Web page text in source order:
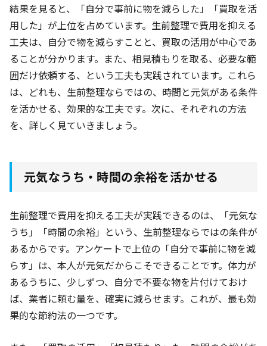
結果を見ると、「自分で事前に物を減らした」「買取を活
用した」が上位を占めています。生前整理で費用を抑える
工夫は、自分で物を減らすことと、買取の活用が中心であ
ることが分かります。また、相見積もりを取る、必要な範
囲だけ依頼する、という工夫も実践されています。これら
は、どれも、生前整理ならではの、時間と元気がある条件
を活かせる、効果的な工夫です。次に、それぞれの方法
を、詳しく見ていきましょう。
元気なうち・時間の余裕を活かせる
生前整理で費用を抑える工夫が実践できるのは、「元気な
うち」「時間の余裕」という、生前整理ならではの条件が
あるからです。アンケートで上位の「自分で事前に物を減
らす」は、本人が元気だからこそできることです。体力が
あるうちに、少しずつ、自分で不要な物を片付けておけ
ば、業者に頼む量を、確実に減らせます。これが、最も効
果的な節約法の一つです。